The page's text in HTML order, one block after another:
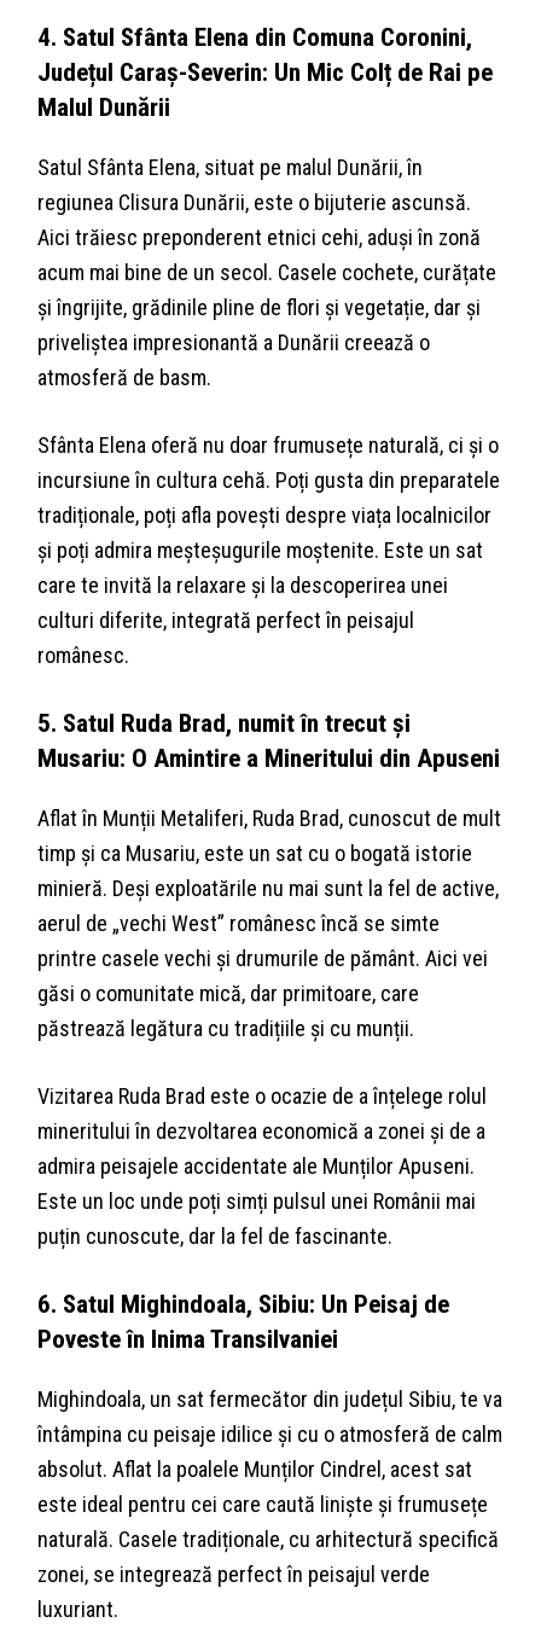
4. Satul Sfânta Elena din Comuna Coronini,
Județul Caraș-Severin: Un Mic Colț de Rai pe
Malul Dunării
Satul Sfânta Elena, situat pe malul Dunării, în
regiunea Clisura Dunării, este o bijuterie ascunsă.
Aici trăiesc preponderent etnici cehi, aduși în zonă
acum mai bine de un secol. Casele cochete, curățate
și îngrijite, grădinile pline de flori și vegetație, dar și
priveliștea impresionantă a Dunării creează o
atmosferă de basm.
Sfânta Elena oferă nu doar frumusețe naturală, ci și o
incursiune în cultura cehă. Poți gusta din preparatele
tradiționale, poți afla povești despre viața localnicilor
și poți admira meșteșugurile moștenite. Este un sat
care te invită la relaxare și la descoperirea unei
culturi diferite, integrată perfect în peisajul
românesc.
5. Satul Ruda Brad, numit în trecut și
Musariu: O Amintire a Mineritului din Apuseni
Aflat în Munții Metaliferi, Ruda Brad, cunoscut de mult
timp și ca Musariu, este un sat cu o bogată istorie
minieră. Deși exploatările nu mai sunt la fel de active,
aerul de „vechi West” românesc încă se simte
printre casele vechi și drumurile de pământ. Aici vei
găsi o comunitate mică, dar primitoare, care
păstrează legătura cu tradițiile și cu munții.
Vizitarea Ruda Brad este o ocazie de a înțelege rolul
mineritului în dezvoltarea economică a zonei și de a
admira peisajele accidentate ale Munților Apuseni.
Este un loc unde poți simți pulsul unei Românii mai
puțin cunoscute, dar la fel de fascinante.
6. Satul Mighindoala, Sibiu: Un Peisaj de
Poveste în Inima Transilvaniei
Mighindoala, un sat fermecător din județul Sibiu, te va
întâmpina cu peisaje idilice și cu o atmosferă de calm
absolut. Aflat la poalele Munților Cindrel, acest sat
este ideal pentru cei care caută liniște și frumusețe
naturală. Casele tradiționale, cu arhitectură specifică
zonei, se integrează perfect în peisajul verde
luxuriant.